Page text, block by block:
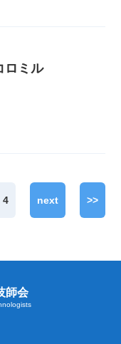
ロミル
4 next >>
師会